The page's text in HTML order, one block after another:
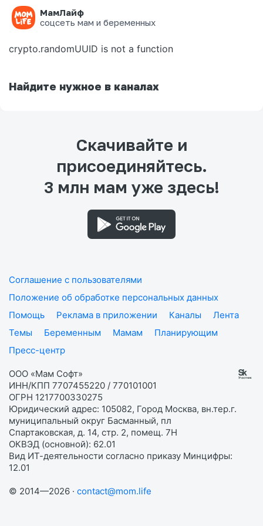
МамЛайф
соцсеть мам и беременных
Ошибка на странице
crypto.randomUUID is not a function
Найдите нужное в каналах
Скачивайте и
присоединяйтесь.
3 млн мам уже здесь!
Соглашение с пользователями
Положение об обработке персональных данных
Помощь
Реклама в приложении Каналы
Лента
Темы
Беременным Мамам
Планирующим
Пресс-центр
ООО «Мам Софт»
ИНН/КПП 7707455220 / 770101001
ОГРН 1217700330275
Юридический адрес: 105082, Город Москва, вн.тер.г.
муниципальный округ Басманный, пл
Спартаковская, д. 14, стр. 2, помещ. 7Н
ОКВЭД (основной): 62.01
Вид ИТ-деятельности согласно приказу Минцифры:
12.01
© 2014—2026 · contact@mom.life